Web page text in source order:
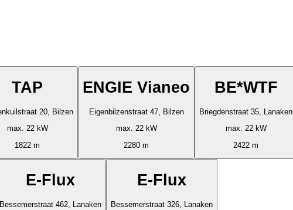
TAP
vossenkuilstraat 20, Bilzen
max. 22 kW
1822 m
ENGIE Vianeo
Eigenbilzenstraat 47, Bilzen
max. 22 kW
2280 m
BE*WTF
Briegdenstraat 35, Lanaken
max. 22 kW
2422 m
E-Flux
Bessemerstraat 462, Lanaken
E-Flux
Bessemerstraat 326, Lanaken